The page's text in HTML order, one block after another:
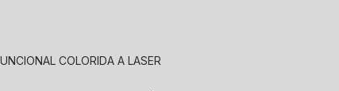
COLORIDA A LASER